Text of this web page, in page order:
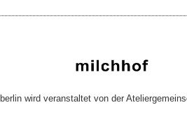
wird veranstaltet von der